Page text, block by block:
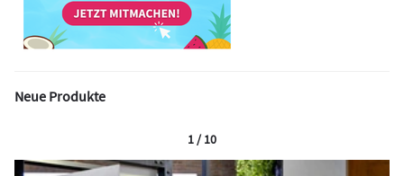
Neue Produkte
1 / 10